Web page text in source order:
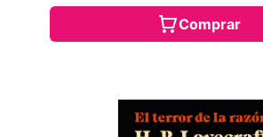
Comprar